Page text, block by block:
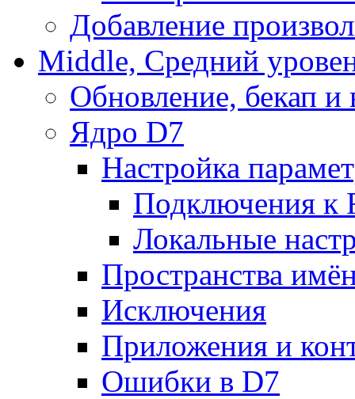
Добавление
Middle, Средний
Обновление, бекап и
Ядро D7
Настройка
Подключения к
Локальные
Пространства
Исключения
Приложения и
Ошибки в D7